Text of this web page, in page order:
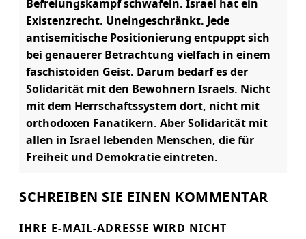
Befreiungskampf schwafeln. Israel hat ein
Existenzrecht. Uneingeschränkt. Jede
antisemitische Positionierung entpuppt sich
bei genauerer Betrachtung vielfach in einem
faschistoiden Geist. Darum bedarf es der
Solidarität mit den Bewohnern Israels. Nicht
mit dem Herrschaftssystem dort, nicht mit
orthodoxen Fanatikern. Aber Solidarität mit
allen in Israel lebenden Menschen, die für
Freiheit und Demokratie eintreten.
SCHREIBEN SIE EINEN KOMMENTAR
IHRE E-MAIL-ADRESSE WIRD NICHT